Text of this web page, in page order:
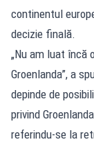
continentul
decizie finală.
„Nu am luat încă
Groenlanda”, a
depinde de
privind
referindu-se la